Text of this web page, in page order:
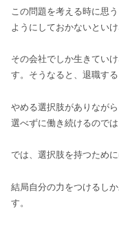
この問題を考える時に思
ようにしておかないといけ
その会社でしか生きてい
す。そうなると、退職す
やめる選択肢がありなが
選べずに働き続けるので
では、選択肢を持つため
結局自分の力をつけるし
す。